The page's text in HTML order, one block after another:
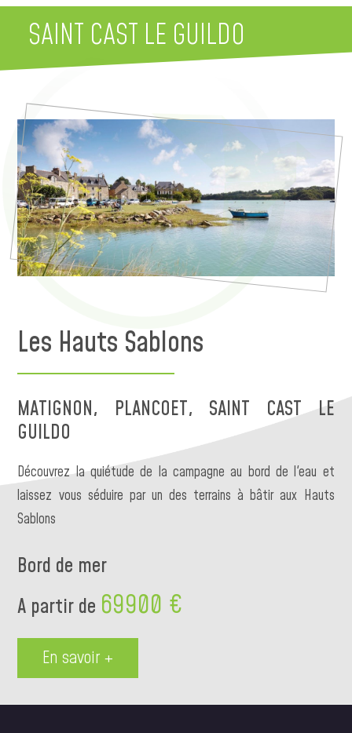
SAINT CAST LE GUILDO
Les Hauts Sablons
MATIGNON, PLANCOET, SAINT CAST LE
GUILDO
Découvrez la quiétude de la campagne au bord de l'eau et
laissez vous séduire par un des terrains à bâtir aux Hauts
Sablons
Bord de mer
A partir de 69900 €
En savoir +